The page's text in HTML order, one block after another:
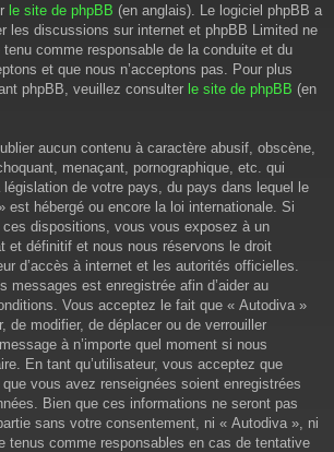
le site de phpBB (en anglais). Le logiciel phpBB a
les discussions sur internet et phpBB Limited ne
comme responsable de la conduite et du
et que nous n’acceptons pas. Pour plus
phpBB, veuillez consulter le site de phpBB (en
aucun contenu à caractère abusif, obscène,
menaçant, pornographique, etc. qui
législation de votre pays, du pays dans lequel le
est hébergé ou encore la loi internationale. Si
dispositions, vous vous exposez à un
et définitif et nous nous réservons le droit
d’accès à internet et les autorités officielles.
messages est enregistrée afin d’aider au
Vous acceptez le fait que « Autodiva »
de modifier, de déplacer ou de verrouiller
à n’importe quel moment si nous
En tant qu’utilisateur, vous acceptez que
vous avez renseignées soient enregistrées
Bien que ces informations ne seront pas
sans votre consentement, ni « Autodiva », ni
tenus comme responsables en cas de tentative